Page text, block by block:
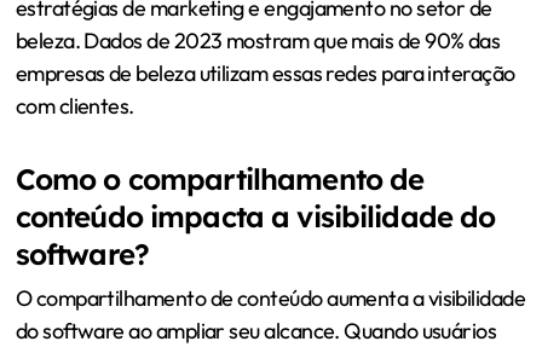
estratégias de marketing e engajamento no setor de
beleza. Dados de 2023 mostram que mais de 90% das
empresas de beleza utilizam essas redes para interação
com clientes.
Como o compartilhamento de
conteúdo impacta a visibilidade do
software?
O compartilhamento de conteúdo aumenta a visibilidade
do software ao ampliar seu alcance. Quando usuários